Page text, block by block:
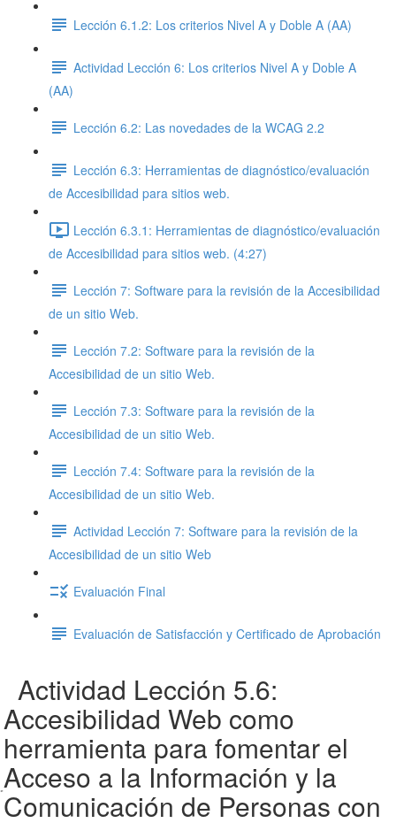
Lección 6.1.2: Los criterios Nivel A y Doble A (AA)
Actividad Lección 6: Los criterios Nivel A y Doble A
(AA)
Lección 6.2: Las novedades de la WCAG 2.2
Lección 6.3: Herramientas de diagnóstico/evaluación
de Accesibilidad para sitios web.
Lección 6.3.1: Herramientas de diagnóstico/evaluación
de Accesibilidad para sitios web. (4:27)
Lección 7: Software para la revisión de la Accesibilidad
de un sitio Web.
Lección 7.2: Software para la revisión de la
Accesibilidad de un sitio Web.
Lección 7.3: Software para la revisión de la
Accesibilidad de un sitio Web.
Lección 7.4: Software para la revisión de la
Accesibilidad de un sitio Web.
Actividad Lección 7: Software para la revisión de la
Accesibilidad de un sitio Web
Evaluación Final
Evaluación de Satisfacción y Certificado de Aprobación
Actividad Lección 5.6:
Accesibilidad Web como
herramienta para fomentar el
Acceso a la Información y la
Comunicación de Personas con